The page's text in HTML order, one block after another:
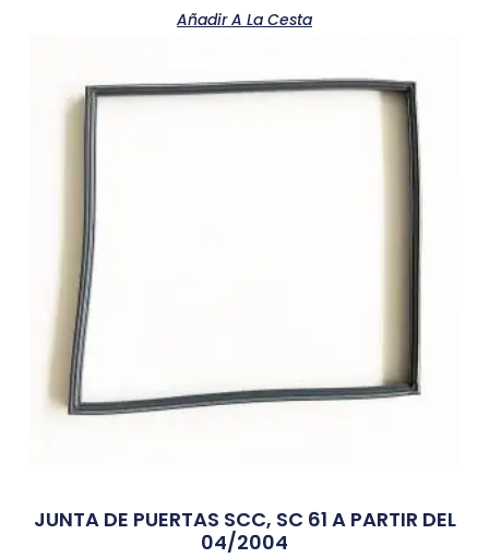
Añadir A La Cesta
JUNTA DE PUERTAS SCC, SC 61 A PARTIR DEL
04/2004